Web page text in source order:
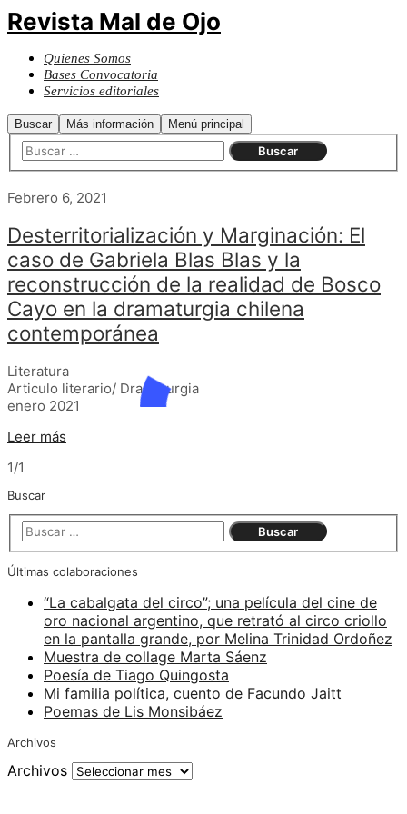
Revista Mal de Ojo
Quienes Somos
Bases Convocatoria
Servicios editoriales
Buscar Más información Menú principal
Febrero 6, 2021
Desterritorialización y Marginación: El
caso de Gabriela Blas Blas y la
reconstrucción de la realidad de Bosco
Cayo en la dramaturgia chilena
contemporánea
Literatura
Articulo literario/ Dramaturgia
enero 2021
Leer más
1/1
Buscar
Últimas colaboraciones
“La cabalgata del circo”; una película del cine de
oro nacional argentino, que retrató al circo criollo
en la pantalla grande, por Melina Trinidad Ordoñez
Muestra de collage Marta Sáenz
Poesía de Tiago Quingosta
Mi familia política, cuento de Facundo Jaitt
Poemas de Lis Monsibáez
Archivos
Archivos